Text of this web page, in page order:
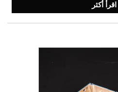
اقرأ أكثر